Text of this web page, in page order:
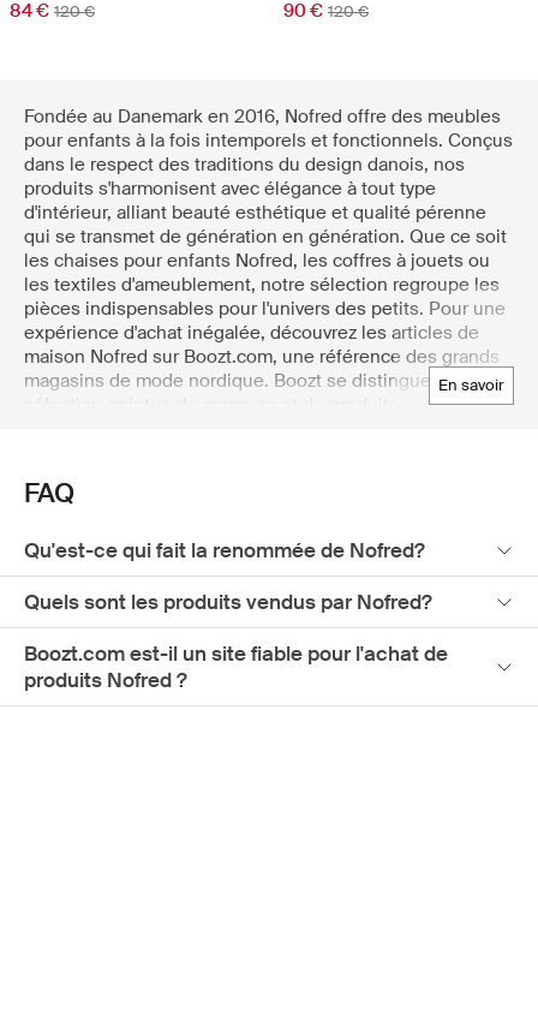
84 € 120 € 90 € 120 €
en savoir
Fondée au Danemark en 2016, Nofred offre des meubles
pour enfants à la fois intemporels et fonctionnels. Conçus
dans le respect des traditions du design danois, nos
produits s'harmonisent avec élégance à tout type
d'intérieur, alliant beauté esthétique et qualité pérenne
qui se transmet de génération en génération. Que ce soit
les chaises pour enfants Nofred, les coffres à jouets ou
les textiles d'ameublement, notre sélection regroupe les
pièces indispensables pour l'univers des petits. Pour une
expérience d'achat inégalée, découvrez les articles de
maison Nofred sur Boozt.com, une référence des grands
magasins de mode nordique. Boozt se distingue par une
sélection pointue de marques et de produits, assurant
pièces de mode classiques et à la pointe de la tendance,
de beauté, des vêtements de sport et bien plus encore.
FAQ
Qu'est-ce qui fait la renommée de Nofred?
Quels sont les produits vendus par Nofred?
Boozt.com est-il un site fiable pour l'achat de
produits Nofred ?